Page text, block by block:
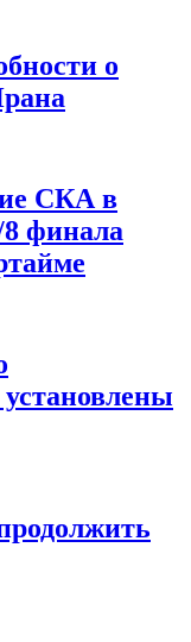
о
СКА в
финала